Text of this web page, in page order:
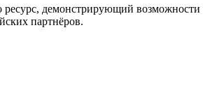
демонстрирующий возможности
партнёров.